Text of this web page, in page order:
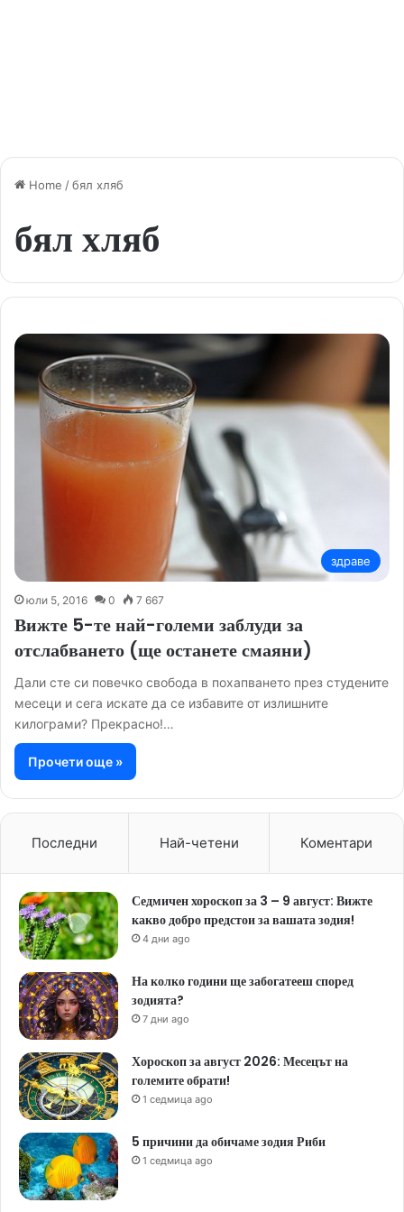
Home /бял хляб
бял хляб
здраве
юли 5, 2016 0 7 667
Вижте 5-те най-големи заблуди за
отслабването (ще останете смаяни)
Дали сте си повечко свобода в похапването през студените
месеци и сега искате да се избавите от излишните
килограми? Прекрасно!…
Прочети още »
Последни Най-четени Коментари
Седмичен хороскоп за 3 – 9 август: Вижте
какво добро предстои за вашата зодия!
4 дни ago
На колко години ще забогатееш според
зодията?
7 дни ago
Хороскоп за август 2026: Месецът на
големите обрати!
1 седмица ago
5 причини да обичаме зодия Риби
1 седмица ago